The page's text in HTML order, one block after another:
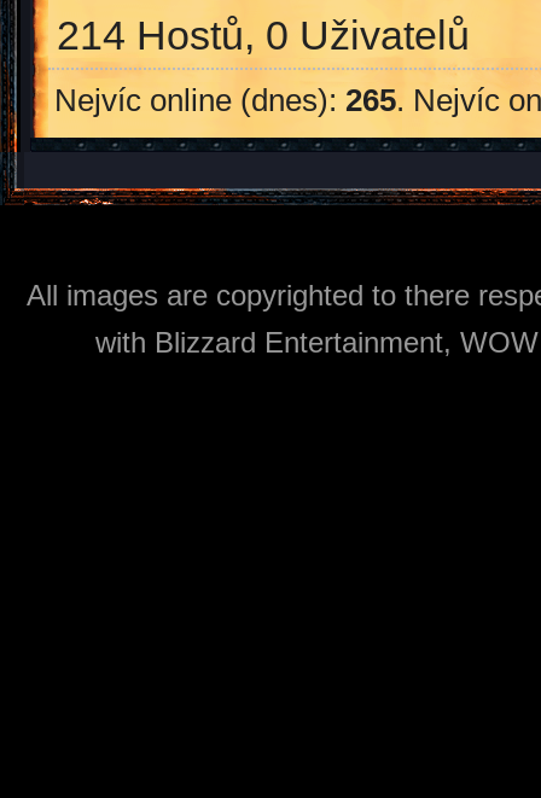
214 Hostů, 0 Uživatelů
Nejvíc online (dnes): 265. Nejvíc
All images are copyrighted to there
with Blizzard Entertainment,